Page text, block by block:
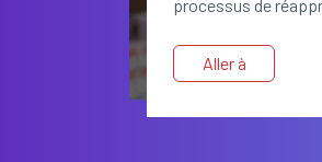
processus de
Aller à